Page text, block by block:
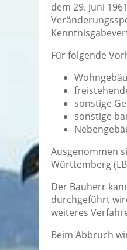
dem 29. Juni
Für folgende
sonstige
sonstige
Ausgenommen
Württemberg
Der Bauherr
durchgeführt
weiteres
Beim Abbruch